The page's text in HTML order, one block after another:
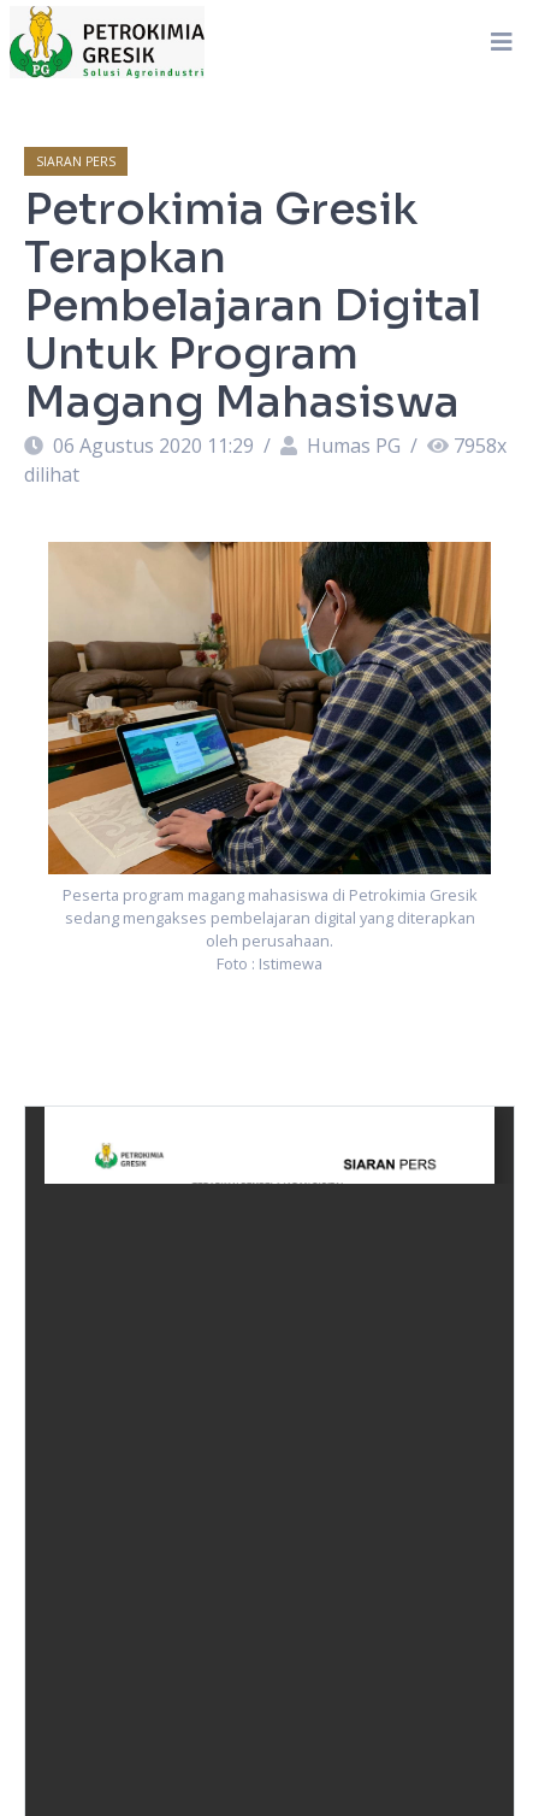
SIARAN PERS
Petrokimia Gresik
Terapkan
Pembelajaran Digital
Untuk Program
Magang Mahasiswa
06 Agustus 2020 11:29 / Humas PG / 7958x
dilihat
Peserta program magang mahasiswa di Petrokimia Gresik
sedang mengakses pembelajaran digital yang diterapkan
oleh perusahaan.
Foto : Istimewa